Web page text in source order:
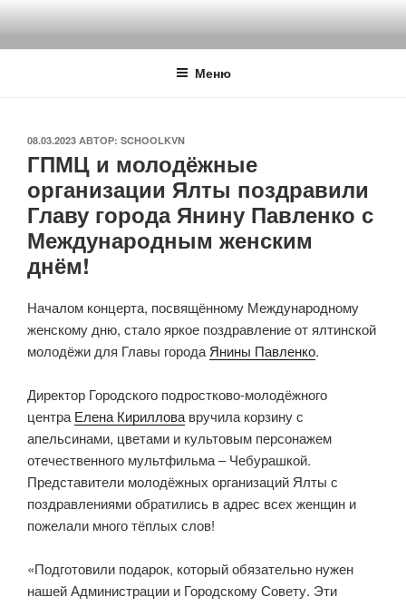
содержимому
Меню
ОПУБЛИКОВАНО
08.03.2023 АВТОР: SCHOOLKVN
ГПМЦ и молодёжные
организации Ялты поздравили
Главу города Янину Павленко с
Международным женским
днём!
Началом концерта, посвящённому Международному
женскому дню, стало яркое поздравление от ялтинской
молодёжи для Главы городаЯнины Павленко.
Директор Городского подростково-молодёжного
центраЕлена Кирилловавручила корзину с
апельсинами, цветами и культовым персонажем
отечественного мультфильма – Чебурашкой.
Представители молодёжных организаций Ялты с
поздравлениями обратились в адрес всех женщин и
пожелали много тёплых слов!
«Подготовили подарок, который обязательно нужен
нашей Администрации и Городскому Совету. Эти